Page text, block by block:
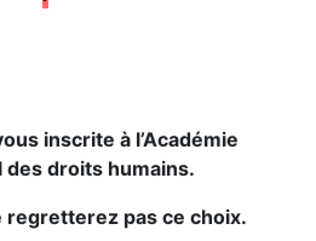
inscrite à l’Académie
droits humains.
regretterez pas ce choix.